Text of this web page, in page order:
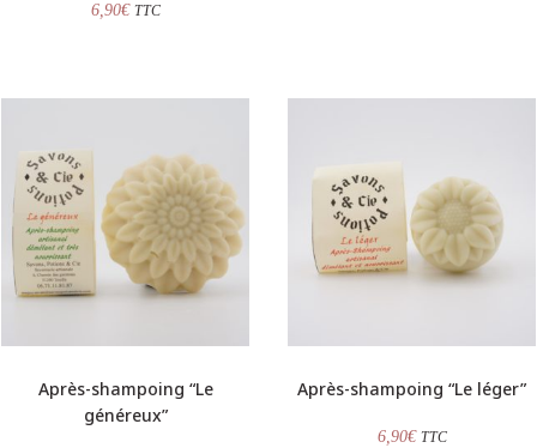
6,90€ TTC
Après-shampoing “Le
généreux”
Après-shampoing “Le léger”
6,90€ TTC